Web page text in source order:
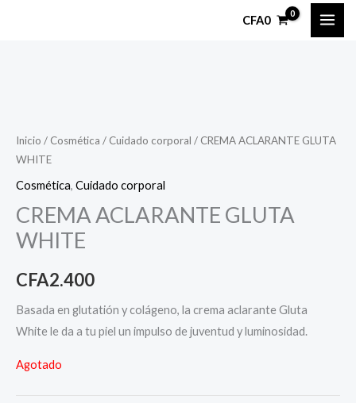
CFA0
Inicio / Cosmética / Cuidado corporal / CREMA ACLARANTE GLUTA
WHITE
Cosmética, Cuidado corporal
CREMA ACLARANTE GLUTA
WHITE
CFA2.400
Basada en glutatión y colágeno, la crema aclarante Gluta
White le da a tu piel un impulso de juventud y luminosidad.
Agotado